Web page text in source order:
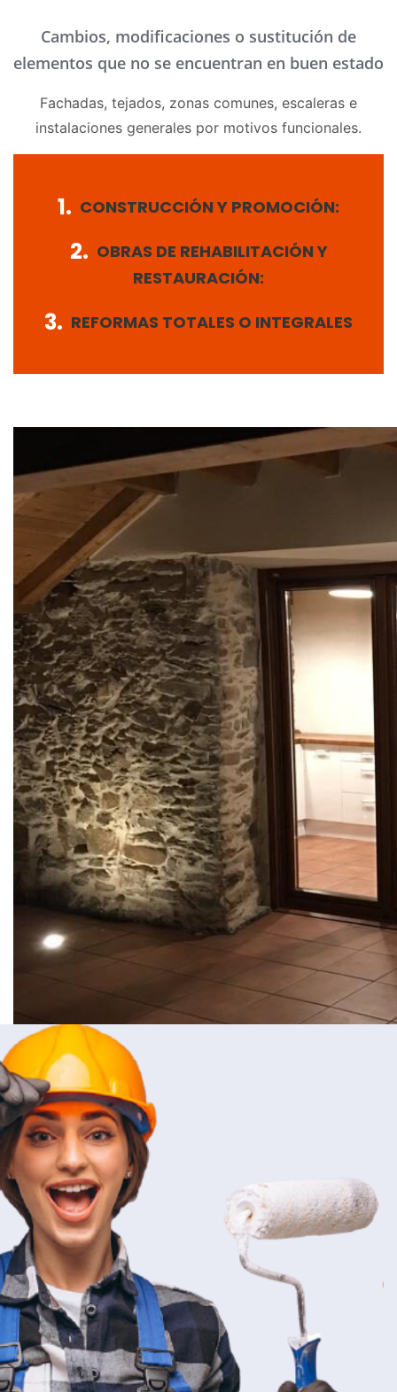
Cambios, modificaciones o sustitución de
elementos que no se encuentran en buen estado
Fachadas, tejados, zonas comunes, escaleras e
instalaciones generales por motivos funcionales.
1. CONSTRUCCIÓN Y PROMOCIÓN:
2. OBRAS DE REHABILITACIÓN Y
RESTAURACIÓN:
3. REFORMAS TOTALES O INTEGRALES